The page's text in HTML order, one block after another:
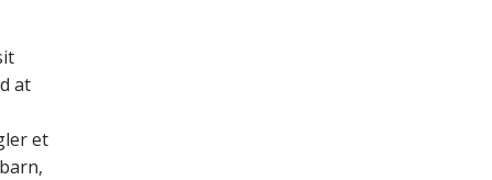
at
et